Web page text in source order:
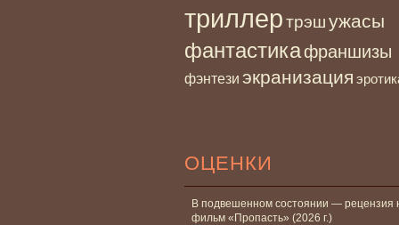
триллертрэшужасы
фантастикафраншизы
фэнтези экранизация
ОЦЕНКИ
В подвешенном состоянии — рецензия
фильм «Пропасть» (2026 г.)